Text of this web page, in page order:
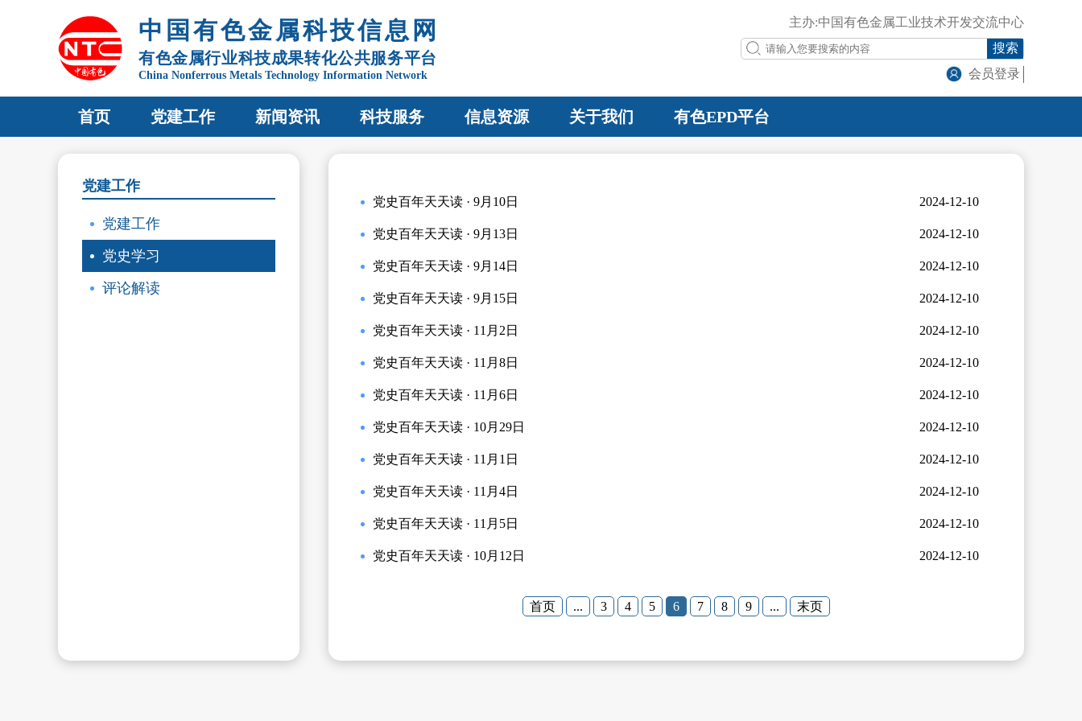
中国有色金属科技信息网
有色金属行业科技成果转化公共服务平台
China Nonferrous Metals Technology Information Network
主办:中国有色金属工业技术开发交流中心
搜索
会员登录
首页 党建工作 新闻资讯 科技服务 信息资源 关于我们 有色EPD平台
党建工作
党建工作
党史学习
评论解读
党史百年天天读 · 9月10日 2024-12-10
党史百年天天读 · 9月13日 2024-12-10
党史百年天天读 · 9月14日 2024-12-10
党史百年天天读 · 9月15日 2024-12-10
党史百年天天读 · 11月2日 2024-12-10
党史百年天天读 · 11月8日 2024-12-10
党史百年天天读 · 11月6日 2024-12-10
党史百年天天读 · 10月29日 2024-12-10
党史百年天天读 · 11月1日 2024-12-10
党史百年天天读 · 11月4日 2024-12-10
党史百年天天读 · 11月5日 2024-12-10
党史百年天天读 · 10月12日 2024-12-10
首页 ... 3 4 5 6 7 8 9 ... 末页